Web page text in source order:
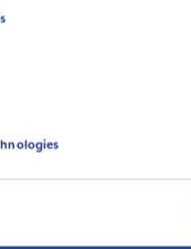
bei dir.